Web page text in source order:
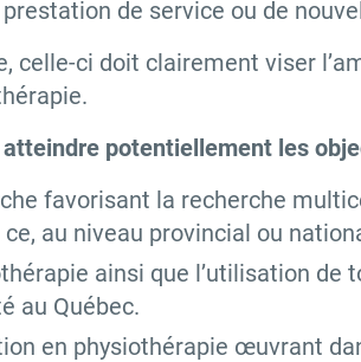
de service ou de
ci doit clairement viser
potentiellement les
favorisant la recherche
au niveau provincial ou
ainsi que l’utilisation de
au Québec.
en physiothérapie œuvrant